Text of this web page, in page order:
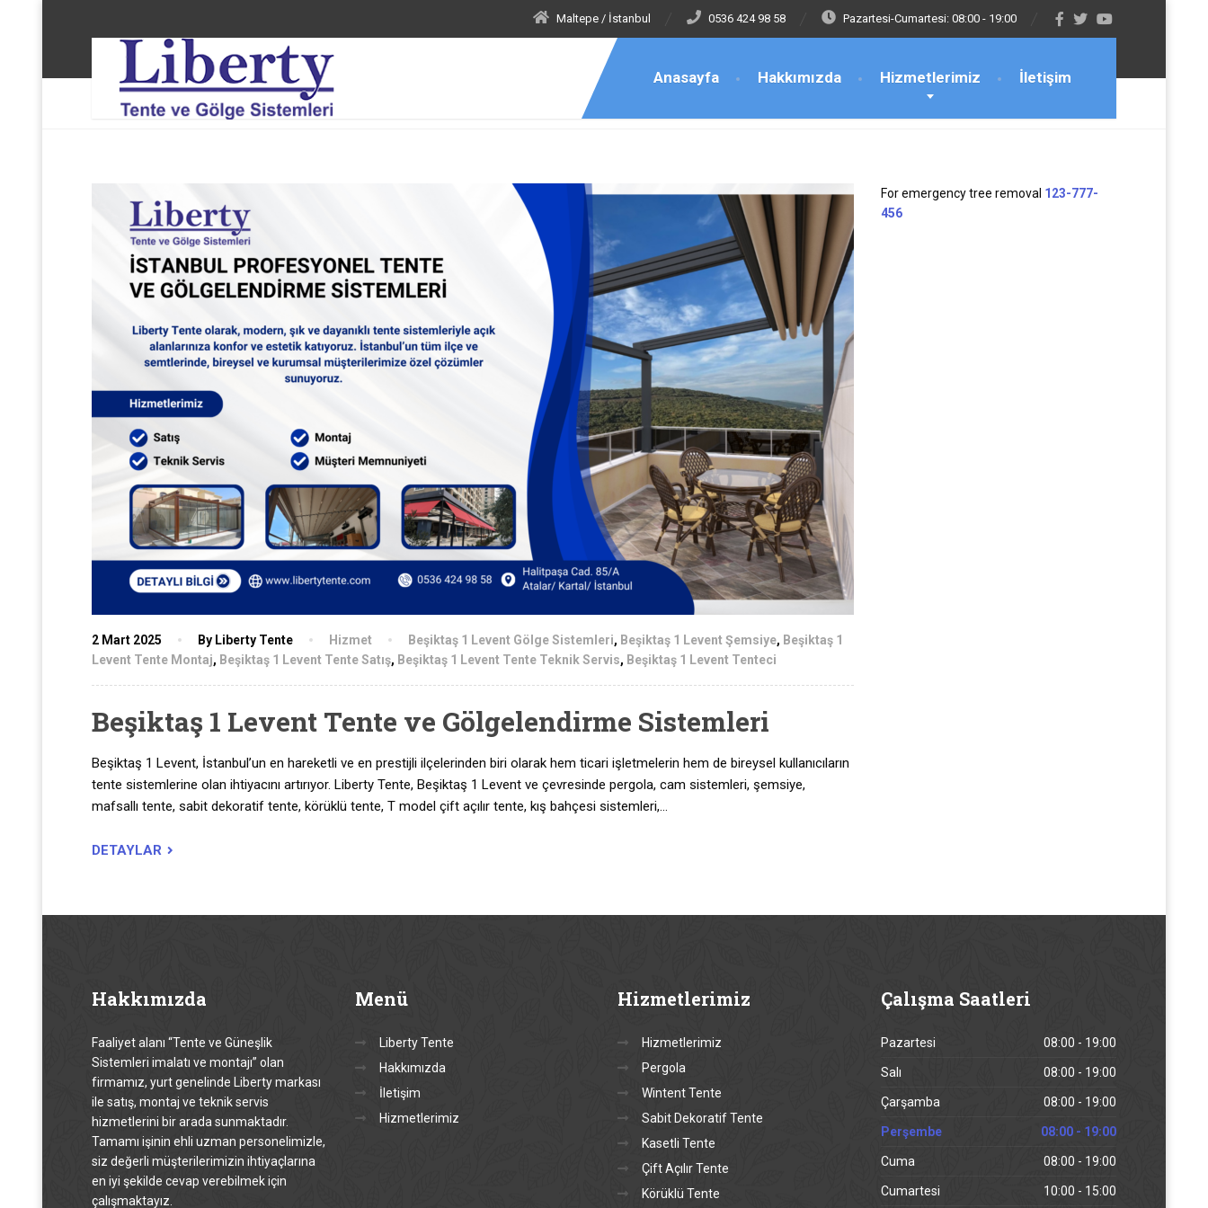
Maltepe / İstanbul 0536 424 98 58 Pazartesi-Cumartesi: 08:00 - 19:00
Anasayfa Hakkımızda Hizmetlerimiz İletişim
Liberty Tente ve Gölge Sistemleri Beşiktaş 1 Levent Tente Teknik Servis
2 Mart 2025 By Liberty Tente Hizmet Beşiktaş 1 Levent Gölge Sistemleri, Beşiktaş 1 Levent Şemsiye, Beşiktaş 1
Levent Tente Montaj, Beşiktaş 1 Levent Tente Satış, Beşiktaş 1 Levent Tente Teknik Servis, Beşiktaş 1 Levent Tenteci
Beşiktaş 1 Levent Tente ve Gölgelendirme Sistemleri
Beşiktaş 1 Levent, İstanbul’un en hareketli ve en prestijli ilçelerinden biri olarak hem ticari işletmelerin hem de bireysel kullanıcıların
tente sistemlerine olan ihtiyacını artırıyor. Liberty Tente, Beşiktaş 1 Levent ve çevresinde pergola, cam sistemleri, şemsiye,
mafsallı tente, sabit dekoratif tente, körüklü tente, T model çift açılır tente, kış bahçesi sistemleri,…
DETAYLAR
For emergency tree removal 123-777-
456
Hakkımızda
Faaliyet alanı “Tente ve Güneşlik
Sistemleri imalatı ve montajı” olan
firmamız, yurt genelinde Liberty markası
ile satış, montaj ve teknik servis
hizmetlerini bir arada sunmaktadır.
Tamamı işinin ehli uzman personelimizle,
siz değerli müşterilerimizin ihtiyaçlarına
en iyi şekilde cevap verebilmek için
çalışmaktayız.
Menü
Liberty Tente
Hakkımızda
İletişim
Hizmetlerimiz
Hizmetlerimiz
Hizmetlerimiz
Pergola
Wintent Tente
Sabit Dekoratif Tente
Kasetli Tente
Çift Açılır Tente
Körüklü Tente
Çalışma Saatleri
Pazartesi 08:00 - 19:00
Salı 08:00 - 19:00
Çarşamba 08:00 - 19:00
Perşembe 08:00 - 19:00
Cuma 08:00 - 19:00
Cumartesi 10:00 - 15:00